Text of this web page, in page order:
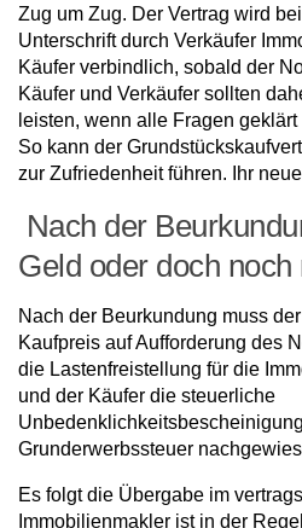
Zug um Zug. Der Vertrag wird
Unterschrift durch Verkäufer
Käufer verbindlich, sobald der
Käufer und Verkäufer sollten
leisten, wenn alle Fragen
So kann der
zur Zufriedenheit führen. Ihr
Nach der
Geld oder doch noch
Nach der Beurkundung muss
Kaufpreis auf Aufforderung des
die Lastenfreistellung für die
und der Käufer die steuerliche
Grunderwerbssteuer
Es folgt die Übergabe im
Immobilienmakler ist in der